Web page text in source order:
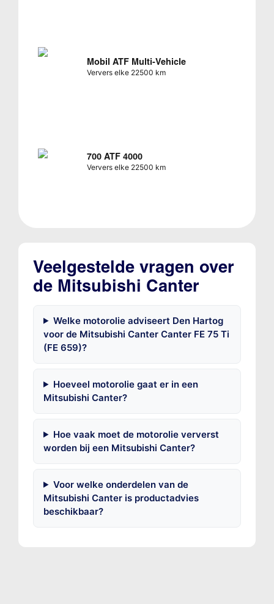
Mobil ATF Multi-Vehicle
Ververs elke 22500 km
700 ATF 4000
Ververs elke 22500 km
Veelgestelde vragen over
de Mitsubishi Canter
Welke motorolie adviseert Den Hartog
voor de Mitsubishi Canter Canter FE 75 Ti
(FE 659)?
Hoeveel motorolie gaat er in een
Mitsubishi Canter?
Hoe vaak moet de motorolie ververst
worden bij een Mitsubishi Canter?
Voor welke onderdelen van de
Mitsubishi Canter is productadvies
beschikbaar?